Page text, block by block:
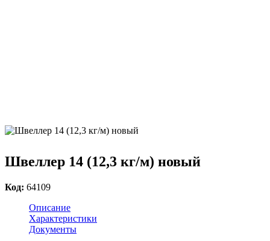
Швеллер 14 (12,3 кг/м) новый
Код: 64109
Описание
Характеристики
Документы